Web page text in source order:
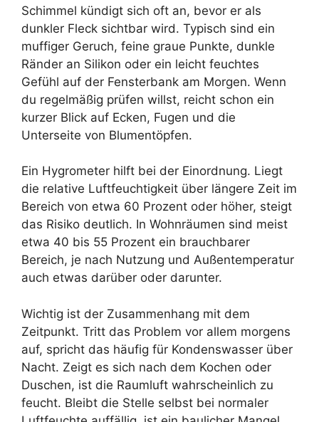
Schimmel kündigt sich oft an, bevor er als
dunkler Fleck sichtbar wird. Typisch sind ein
muffiger Geruch, feine graue Punkte, dunkle
Ränder an Silikon oder ein leicht feuchtes
Gefühl auf der Fensterbank am Morgen. Wenn
du regelmäßig prüfen willst, reicht schon ein
kurzer Blick auf Ecken, Fugen und die
Unterseite von Blumentöpfen.
Ein Hygrometer hilft bei der Einordnung. Liegt
die relative Luftfeuchtigkeit über längere Zeit im
Bereich von etwa 60 Prozent oder höher, steigt
das Risiko deutlich. In Wohnräumen sind meist
etwa 40 bis 55 Prozent ein brauchbarer
Bereich, je nach Nutzung und Außentemperatur
auch etwas darüber oder darunter.
Wichtig ist der Zusammenhang mit dem
Zeitpunkt. Tritt das Problem vor allem morgens
auf, spricht das häufig für Kondenswasser über
Nacht. Zeigt es sich nach dem Kochen oder
Duschen, ist die Raumluft wahrscheinlich zu
feucht. Bleibt die Stelle selbst bei normaler